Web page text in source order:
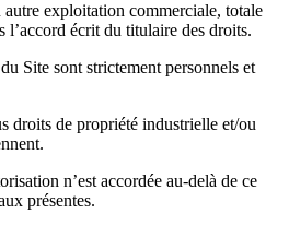
exploitation commerciale, totale
l’accord écrit du titulaire des droits.
Site sont strictement personnels et
droits de propriété industrielle et/ou
n’est accordée au-delà de ce
présentes.